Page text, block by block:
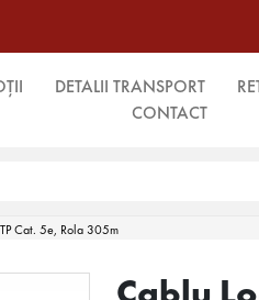
DETALII TRANSPORT
CONTACT
Cat. 5e, Rola 305m